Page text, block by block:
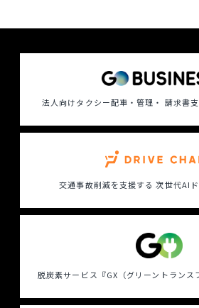
法人向けタクシー配車・管理・ 請求書
交通事故削減を支援する 次世代AI
脱炭素サービス 『GX（グリーントランス